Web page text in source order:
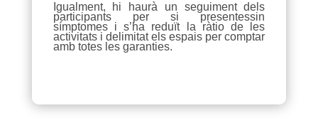
Igualment, hi haurà un seguiment dels
participants per si presentessin
símptomes i s’ha reduït la ràtio de les
activitats i delimitat els espais per comptar
amb totes les garanties.